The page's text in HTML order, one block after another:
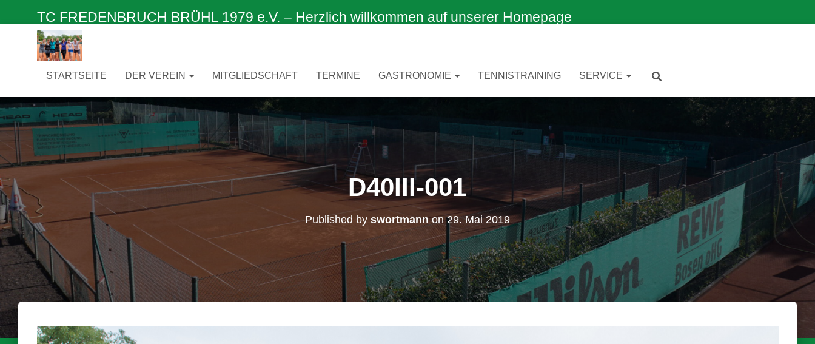
TC FREDENBRUCH BRÜHL 1979 e.V. – Herzlich willkommen auf unserer Homepage
STARTSEITE DER VEREIN MITGLIEDSCHAFT TERMINE GASTRONOMIE TENNISTRAINING SERVICE
D40III-001
Published by swortmannon29. Mai 2019